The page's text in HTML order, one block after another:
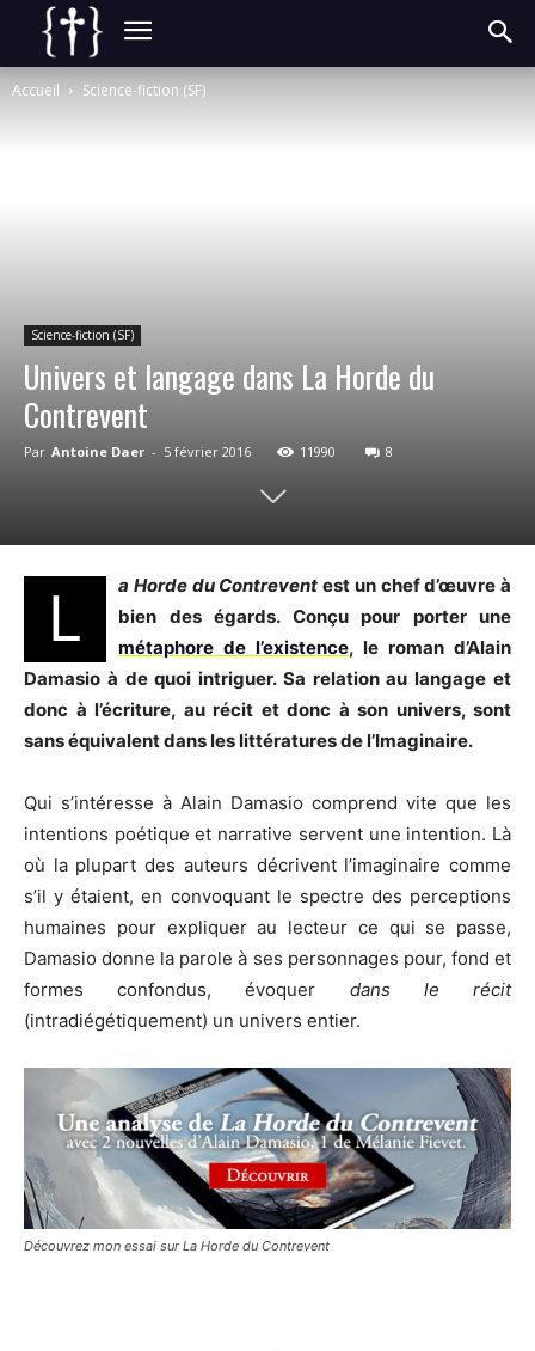
Accueil Science-fiction (SF)
Science-fiction (SF)
Univers et langage dans La Horde du
Contrevent
Par Antoine Daer - 5 février 2016 11990 8
L a Horde du Contrevent est un chef d’œuvre à
bien des égards. Conçu pour porter une
métaphore de l’existence, le roman d’Alain
Damasio à de quoi intriguer. Sa relation au langage et
donc à l’écriture, au récit et donc à son univers, sont
sans équivalent dans les littératures de l’Imaginaire.
Qui s’intéresse à Alain Damasio comprend vite que les
intentions poétique et narrative servent une intention. Là
où la plupart des auteurs décrivent l’imaginaire comme
s’il y étaient, en convoquant le spectre des perceptions
humaines pour expliquer au lecteur ce qui se passe,
Damasio donne la parole à ses personnages pour, fond et
formes confondus, évoquer dans le récit
(intradiégétiquement) un univers entier.
Découvrez mon essai sur La Horde du Contrevent